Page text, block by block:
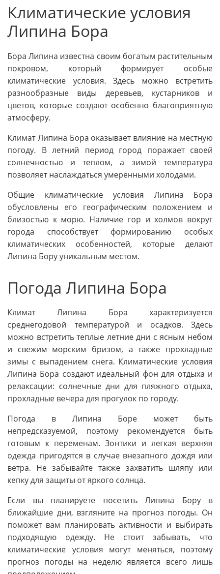
Климатические условия
Липина Бора
Бора Липина известна своим богатым растительным
покровом, который формирует особые
климатические условия. Здесь можно встретить
разнообразные виды деревьев, кустарников и
цветов, которые создают особенно благоприятную
атмосферу.
Климат Липина Бора оказывает влияние на местную
погоду. В летний период город поражает своей
солнечностью и теплом, а зимой температура
позволяет наслаждаться умеренными холодами.
Общие климатические условия Липина Бора
обусловлены его географическим положением и
близостью к морю. Наличие гор и холмов вокруг
города способствует формированию особых
климатических особенностей, которые делают
Липина Бору уникальным местом.
Погода Липина Бора
Климат Липина Бора характеризуется
среднегодовой температурой и осадков. Здесь
можно встретить теплые летние дни с ясным небом
и свежим морским бризом, а также прохладные
зимы с выпадением снега. Климатические условия
Липина Бора создают идеальный фон для отдыха и
релаксации: солнечные дни для пляжного отдыха,
прохладные вечера для прогулок по городу.
Погода в Липина Боре может быть
непредсказуемой, поэтому рекомендуется быть
готовым к переменам. Зонтики и легкая верхняя
одежда пригодятся в случае внезапного дождя или
ветра. Не забывайте также захватить шляпу или
кепку для защиты от яркого солнца.
Если вы планируете посетить Липина Бору в
ближайшие дни, взгляните на прогноз погоды. Он
поможет вам планировать активности и выбирать
подходящую одежду. Не стоит забывать, что
климатические условия могут меняться, поэтому
прогноз погоды на неделю является всего лишь